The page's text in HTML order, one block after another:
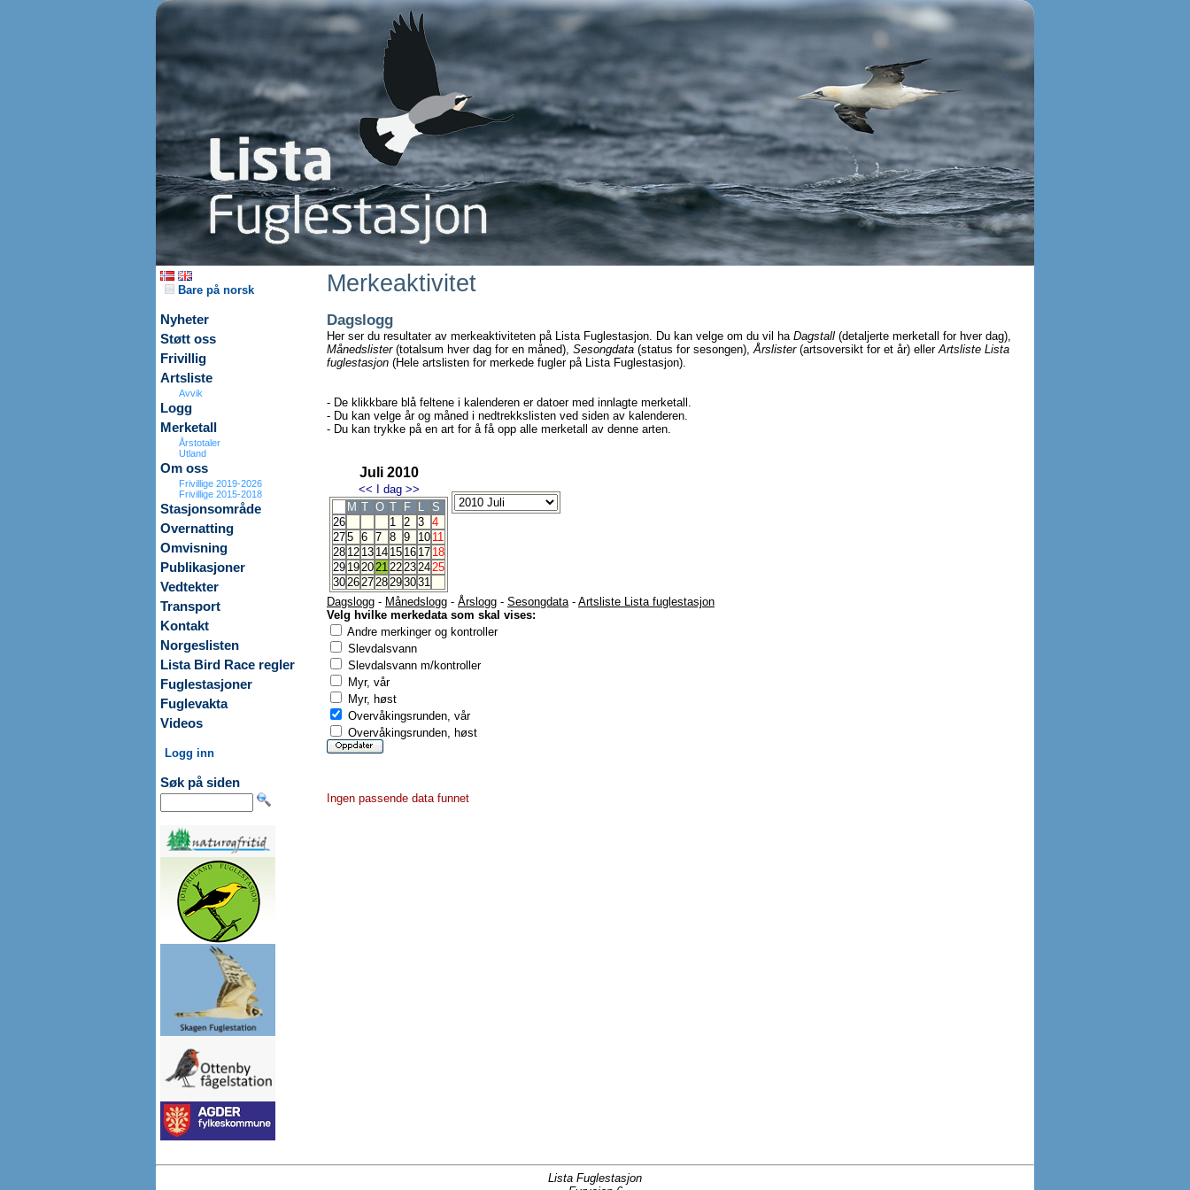
Bare på norsk
Nyheter
Støtt oss
Frivillig
Artsliste
Avvik
Logg
Merketall
Årstotaler
Utland
Om oss
Frivillige 2019-2026
Frivillige 2015-2018
Stasjonsområde
Overnatting
Omvisning
Publikasjoner
Vedtekter
Transport
Kontakt
Norgeslisten
Lista Bird Race regler
Fuglestasjoner
Fuglevakta
Videos
Logg inn
Søk på siden
Merkeaktivitet
Dagslogg
Her ser du resultater av merkeaktiviteten på Lista Fuglestasjon. Du kan velge om du vil ha Dagstall (detaljerte merketall for hver dag),
Månedslister(totalsum hver dag for en måned), Sesongdata (status for sesongen),Årslister(artsoversikt for et år) ellerArtsliste Lista
fuglestasjon (Hele artslisten for merkede fugler på Lista Fuglestasjon).
- De klikkbare blå feltene i kalenderen er datoer med innlagte merketall.
- Du kan velge år og måned i nedtrekkslisten ved siden av kalenderen.
- Du kan trykke på en art for å få opp alle merketall av denne arten.
Juli 2010
<< I dag >>
M T O T F L
S
26
1 2 3 4
275 6 7 8 9 10 11
28 12 13 14 15 16 17 18
29 19202122232425
30262728293031
Dagslogg - Månedslogg - Årslogg - Sesongdata- Artsliste Lista fuglestasjon
Velg hvilke merkedata som skal vises:
Andre merkinger og kontroller
Slevdalsvann
Slevdalsvann m/kontroller
Myr, vår
Myr, høst
Overvåkingsrunden, vår
Overvåkingsrunden, høst
Ingen passende data funnet
Lista Fuglestasjon